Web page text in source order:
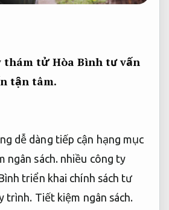
thám tử Hòa Bình tư vấn
tận tâm.
dễ dàng tiếp cận hạng mục
ngân sách.nhiều công ty
triển khai chính sách tư
trình. Tiết kiệm ngân sách.